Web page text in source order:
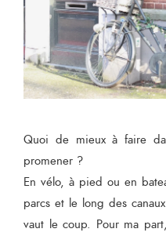
Quoi de mieux à faire
promener ?
En vélo, à pied ou en
parcs et le long des
vaut le coup. Pour ma